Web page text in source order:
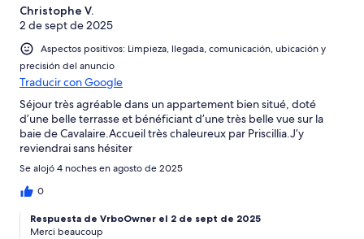
Christophe V.
2 de sept de 2025
Aspectos positivos: Limpieza, llegada, comunicación, ubicación y
precisión del anuncio
Traducir con Google
Séjour très agréable dans un appartement bien situé, doté
d’une belle terrasse et bénéficiant d’une très belle vue sur la
baie de Cavalaire.Accueil très chaleureux par Priscillia.J’y
reviendrai sans hésiter
Se alojó 4 noches en agosto de 2025
0
Respuesta de VrboOwner el 2 de sept de 2025
Merci beaucoup